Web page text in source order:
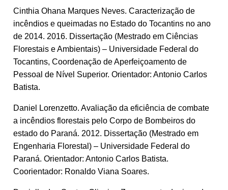
Cinthia Ohana Marques Neves. Caracterização de
incêndios e queimadas no Estado do Tocantins no ano
de 2014. 2016. Dissertação (Mestrado em Ciências
Florestais e Ambientais) – Universidade Federal do
Tocantins, Coordenação de Aperfeiçoamento de
Pessoal de Nível Superior. Orientador: Antonio Carlos
Batista.
Daniel Lorenzetto. Avaliação da eficiência de combate
a incêndios florestais pelo Corpo de Bombeiros do
estado do Paraná. 2012. Dissertação (Mestrado em
Engenharia Florestal) – Universidade Federal do
Paraná. Orientador: Antonio Carlos Batista.
Coorientador: Ronaldo Viana Soares.